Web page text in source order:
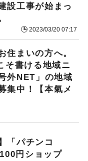
設工事が始まっ
2023/03/20 07:17
住まいの方へ。
そ書ける地域ニ
外NET」の地域
集中！【本氣メ
「パチンコ
円ショップ